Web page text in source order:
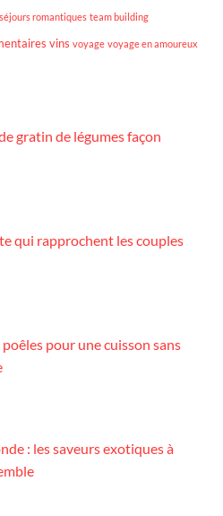
séjours romantiques team building
vins voyage voyage en amoureux
gratin de légumes façon
qui rapprochent les couples
pour une cuisson sans
: les saveurs exotiques à